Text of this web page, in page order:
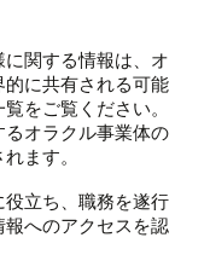
関する情報は、オ
に共有される可能
をご覧ください。
オラクル事業体の
ます。
立ち、職務を遂行
へのアクセスを認